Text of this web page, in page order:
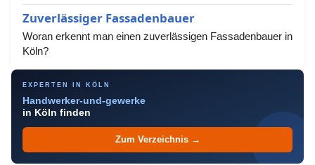
Zuverlässiger Fassadenbauer
Woran erkennt man einen zuverlässigen Fassadenbauer in
Köln?
EXPERTEN IN KÖLN
Handwerker-und-gewerke
in Köln finden
Zum Verzeichnis →